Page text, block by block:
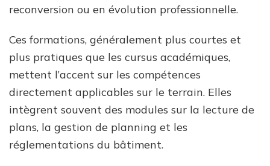
reconversion ou en évolution professionnelle.
Ces formations, généralement plus courtes et
plus pratiques que les cursus académiques,
mettent l’accent sur les compétences
directement applicables sur le terrain. Elles
intègrent souvent des modules sur la lecture de
plans, la gestion de planning et les
réglementations du bâtiment.